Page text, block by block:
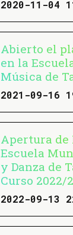
2020-11-04
Abierto el
en la
Música de
2021-09-16
Apertura
Escuela
y Danza de
Curso 2022/
2022-09-13